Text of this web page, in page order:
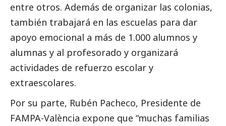
entre otros. Además de organizar las colonias,
también trabajará en las escuelas para dar
apoyo emocional a más de 1.000 alumnos y
alumnas y al profesorado y organizará
actividades de refuerzo escolar y
extraescolares.
Por su parte, Rubén Pacheco, Presidente de
FAMPA-València expone que “muchas familias